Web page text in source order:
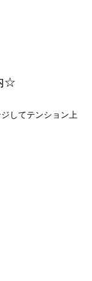
☆
してテンション上